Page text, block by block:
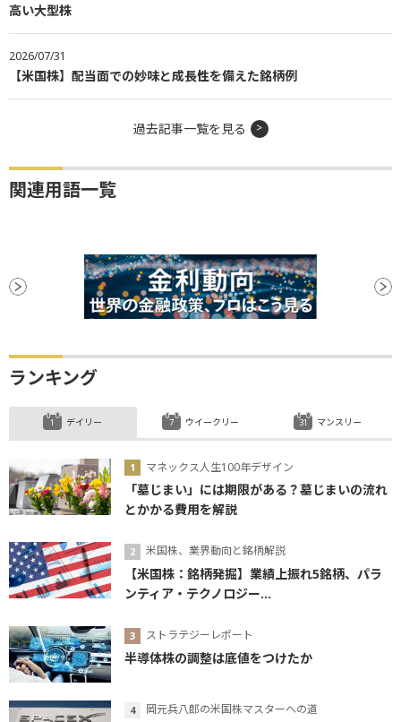
高い大型株
2026/07/31
【米国株】配当面での妙味と成長性を備えた銘柄例
過去記事一覧を見る
関連用語一覧
ランキング
デイリー
マネックス人生100年デザイン
「墓じまい」には期限がある？墓じまいの流れ
とかかる費用を解説
米国株、業界動向と銘柄解説
【米国株：銘柄発掘】業績上振れ5銘柄、パラ
ンティア・テクノロジー...
ストラテジーレポート
半導体株の調整は底値をつけたか
岡元兵八郎の米国株マスターへの道
ウイークリー マンスリー